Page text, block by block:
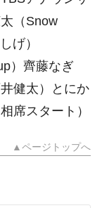
（Snow
げ）
）齊藤なぎ
健太）とにか
席スタート）
▲ページトップへ